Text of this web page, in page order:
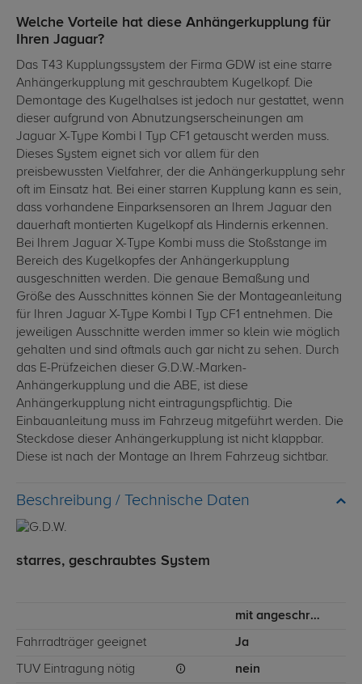
Welche Vorteile hat diese Anhängerkupplung für
Ihren Jaguar?
Das T43 Kupplungssystem der Firma GDW ist eine starre
Anhängerkupplung mit geschraubtem Kugelkopf. Die
Demontage des Kugelhalses ist jedoch nur gestattet, wenn
dieser aufgrund von Abnutzungserscheinungen am
Jaguar X-Type Kombi I Typ CF1 getauscht werden muss.
Dieses System eignet sich vor allem für den
preisbewussten Vielfahrer, der die Anhängerkupplung sehr
oft im Einsatz hat. Bei einer starren Kupplung kann es sein,
dass vorhandene Einparksensoren an Ihrem Jaguar den
dauerhaft montierten Kugelkopf als Hindernis erkennen.
Bei Ihrem Jaguar X-Type Kombi muss die Stoßstange im
Bereich des Kugelkopfes der Anhängerkupplung
ausgeschnitten werden. Die genaue Bemaßung und
Größe des Ausschnittes können Sie der Montageanleitung
für Ihren Jaguar X-Type Kombi I Typ CF1 entnehmen. Die
jeweiligen Ausschnitte werden immer so klein wie möglich
gehalten und sind oftmals auch gar nicht zu sehen. Durch
das E-Prüfzeichen dieser G.D.W.-Marken-
Anhängerkupplung und die ABE, ist diese
Anhängerkupplung nicht eintragungspflichtig. Die
Einbauanleitung muss im Fahrzeug mitgeführt werden. Die
Steckdose dieser Anhängerkupplung ist nicht klappbar.
Diese ist nach der Montage an Ihrem Fahrzeug sichtbar.
Technische Daten
starres, geschraubtes System
mit angeschraubtem Kugelkopf
Fahrradträger geeignet Ja
TÜV Eintragung nötig nein